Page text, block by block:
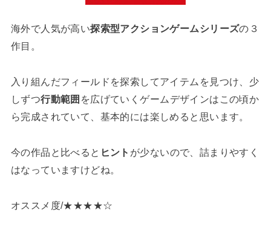
海外で人気が高い探索型アクションゲームシリーズの３
作目。
入り組んだフィールドを探索してアイテムを見つけ、少
しずつ行動範囲 を広げていくゲームデザインはこの頃か
ら完成されていて、基本的には楽しめると思います。
今の作品と比べると ヒント が少ないので、詰まりやすく
はなっていますけどね。
オススメ度/★★★★☆